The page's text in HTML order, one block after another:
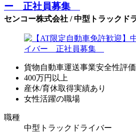
ー 正社員募集
センコー株式会社 / 中型トラックド
貨物自動車運送事業安全性評
400万円以上
産休/育休取得実績あり
女性活躍の職場
職種
中型トラックドライバー